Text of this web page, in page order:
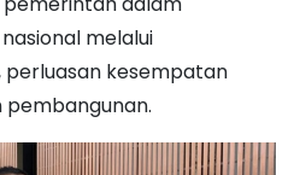
melalui
perluasan kesempatan